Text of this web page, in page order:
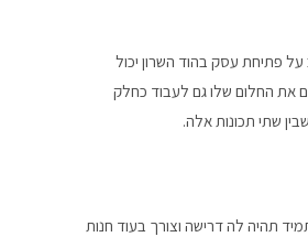
על פתיחת עסק בהוד השרון יכול
את החלום שלו גם לעבוד כחלק
שתי תכונות אלה.
תהיה לה דרישה וצורך בעוד חנות